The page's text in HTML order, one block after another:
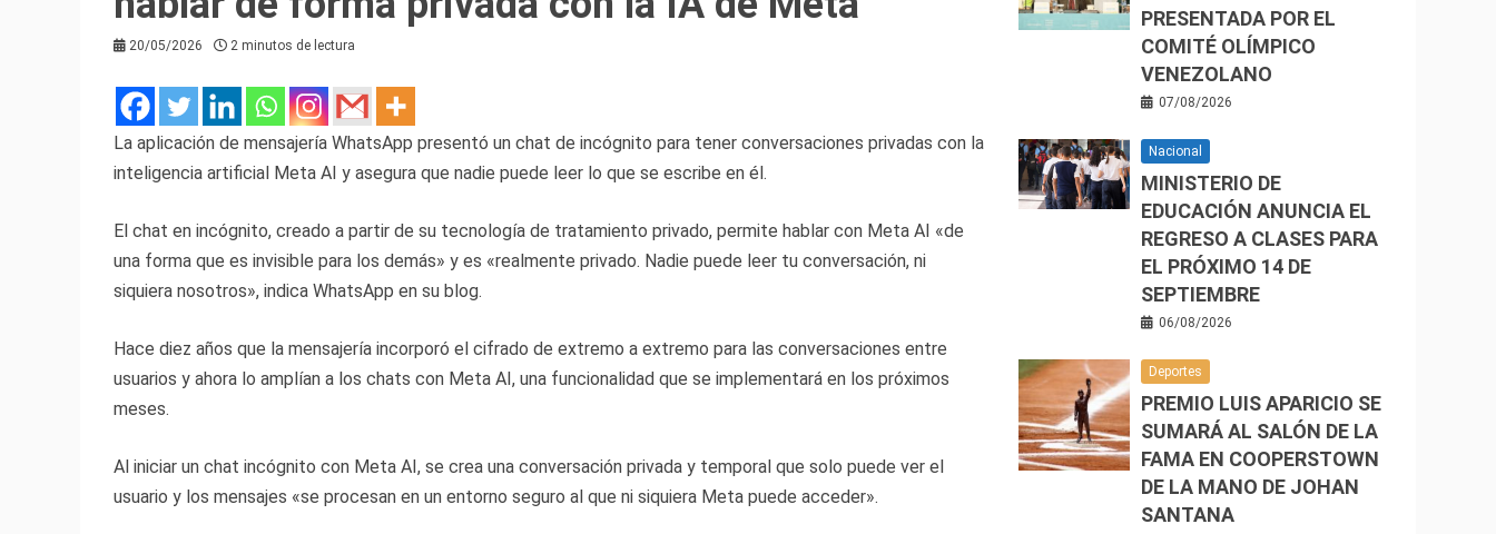
20/05/2026 2 minutos de lectura
La aplicación de mensajería WhatsApp presentó un chat de incógnito para tener conversaciones privadas con la
inteligencia artificial Meta AI y asegura que nadie puede leer lo que se escribe en él.
El chat en incógnito, creado a partir de su tecnología de tratamiento privado, permite hablar con Meta AI «de
una forma que es invisible para los demás» y es «realmente privado. Nadie puede leer tu conversación, ni
siquiera nosotros», indica WhatsApp en su blog.
Hace diez años que la mensajería incorporó el cifrado de extremo a extremo para las conversaciones entre
usuarios y ahora lo amplían a los chats con Meta AI, una funcionalidad que se implementará en los próximos
meses.
Al iniciar un chat incógnito con Meta AI, se crea una conversación privada y temporal que solo puede ver el
usuario y los mensajes «se procesan en un entorno seguro al que ni siquiera Meta puede acceder».
PRESENTADA POR EL
COMITÉ OLÍMPICO
VENEZOLANO
07/08/2026
Nacional
MINISTERIO DE
EDUCACIÓN ANUNCIA EL
REGRESO A CLASES PARA
EL PRÓXIMO 14 DE
SEPTIEMBRE
06/08/2026
Deportes
PREMIO LUIS APARICIO SE
SUMARÁ AL SALÓN DE LA
FAMA EN COOPERSTOWN
DE LA MANO DE JOHAN
SANTANA